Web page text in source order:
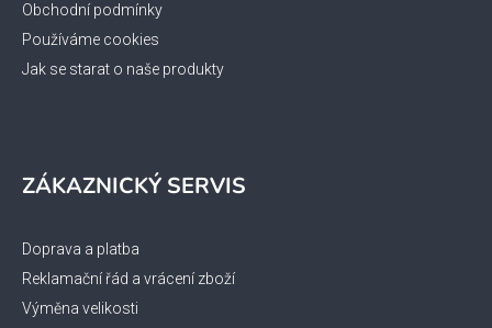
Obchodní podmínky
Používáme cookies
Jak se starat o naše produkty
ZÁKAZNICKÝ SERVIS
Doprava a platba
Reklamační řád a vrácení zboží
Výměna velikosti